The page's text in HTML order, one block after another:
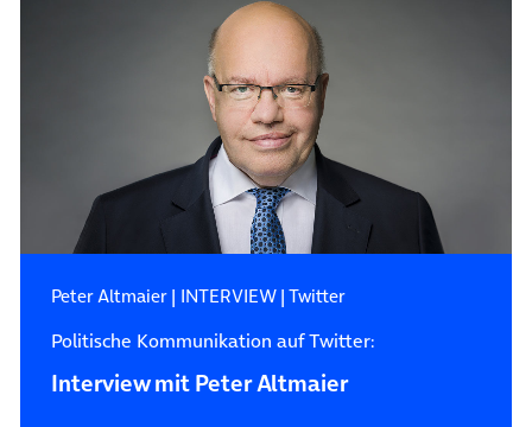
Peter Altmaier| INTERVIEW|Twitter
Politische Kommunikation auf Twitter:
Interview mit Peter Altmaier